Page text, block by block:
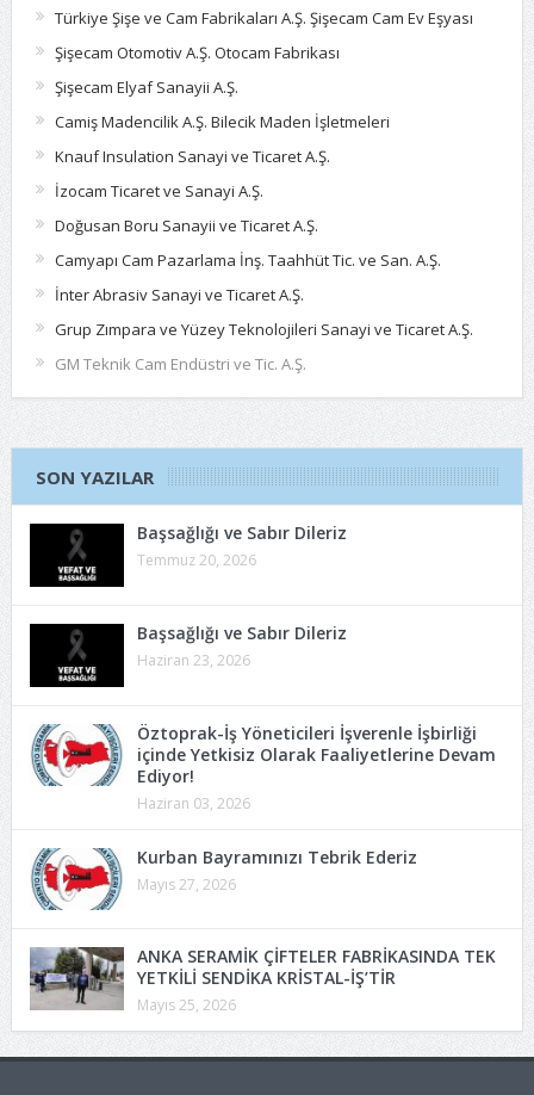
Türkiye Şişe ve Cam Fabrikaları A.Ş. Şişecam Cam Ev Eşyası
Şişecam Otomotiv A.Ş. Otocam Fabrikası
Şişecam Elyaf Sanayii A.Ş.
Camiş Madencilik A.Ş. Bilecik Maden İşletmeleri
Knauf Insulation Sanayi ve Ticaret A.Ş.
İzocam Ticaret ve Sanayi A.Ş.
Doğusan Boru Sanayii ve Ticaret A.Ş.
Camyapı Cam Pazarlama İnş. Taahhüt Tic. ve San. A.Ş.
İnter Abrasiv Sanayi ve Ticaret A.Ş.
Grup Zımpara ve Yüzey Teknolojileri Sanayi ve Ticaret A.Ş.
GM Teknik Cam Endüstri ve Tic. A.Ş.
SON YAZILAR
Başsağlığı ve Sabır Dileriz
Temmuz 20, 2026
Başsağlığı ve Sabır Dileriz
Haziran 23, 2026
Öztoprak-İş Yöneticileri İşverenle İşbirliği
içinde Yetkisiz Olarak Faaliyetlerine Devam
Ediyor!
Haziran 03, 2026
Kurban Bayramınızı Tebrik Ederiz
Mayıs 27, 2026
ANKA SERAMİK ÇİFTELER FABRİKASINDA TEK
YETKİLİ SENDİKA KRİSTAL-İŞ’TİR
Mayıs 25, 2026